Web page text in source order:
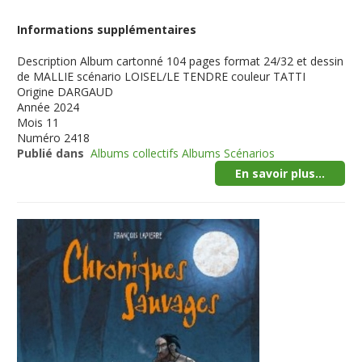
Informations supplémentaires
Description Album cartonné 104 pages format 24/32 et dessin
de MALLIE scénario LOISEL/LE TENDRE couleur TATTI
Origine DARGAUD
Année 2024
Mois 11
Numéro 2418
Publié dans Albums collectifs Albums Scénarios
En savoir plus...